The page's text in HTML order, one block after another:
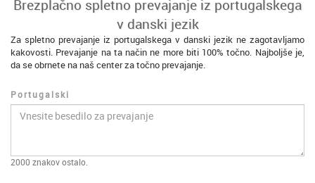
Brezplačno spletno prevajanje iz portugalskega
v danski jezik
Za spletno prevajanje iz portugalskega v danski jezik ne zagotavljamo
kakovosti. Prevajanje na ta način ne more biti 100% točno. Najboljše je,
da se obrnete na naš center za točno prevajanje.
Portugalski
2000 znakov ostalo.